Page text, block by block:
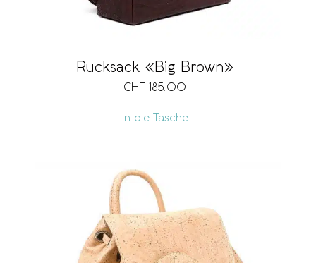
Rucksack «Big Brown»
CHF 185.00
In die Tasche